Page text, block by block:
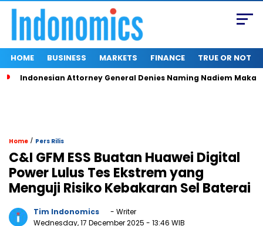
HOME BUSINESS MARKETS FINANCE TRUE OR NOT
Indonesian Attorney General Denies Naming Nadiem
Home / Pers Rilis
C&I GFM ESS Buatan Huawei Digital
Power Lulus Tes Ekstrem yang
Menguji Risiko Kebakaran Sel Baterai
Tim Indonomics
- Writer
Wednesday, 17 December 2025 - 13:46 WIB